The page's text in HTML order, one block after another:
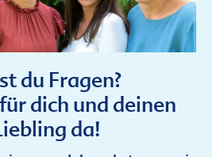
du Fragen?
dich und deinen
da!